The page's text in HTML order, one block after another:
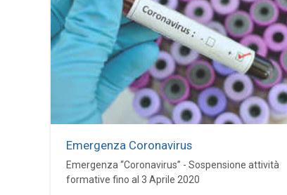
Emergenza Coronavirus
Emergenza “Coronavirus” - Sospensione attività
formative fino al 3 Aprile 2020